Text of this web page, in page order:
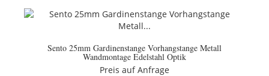
Sento 25mm Gardinenstange Vorhangstange Metall
Wandmontage Edelstahl Optik
Preis auf Anfrage